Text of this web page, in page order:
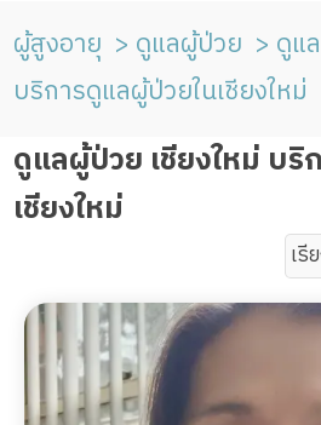
ผู้สูงอายุ ดูแลผู้ป่วย
ดูแ
บริการดูแลผู้ป่วยในเชียงใหม่
ดูแลผู้ป่วย เชียงใหม่ บ
เชียงใหม่